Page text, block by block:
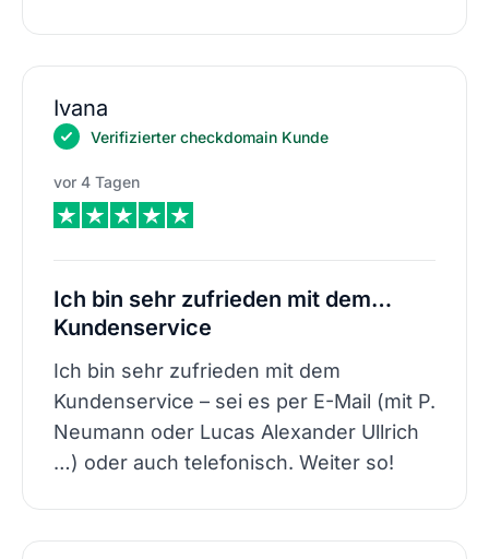
Ivana
Verifizierter checkdomain Kunde
vor 4 Tagen
Ich bin sehr zufrieden mit dem…
Kundenservice
Ich bin sehr zufrieden mit dem
Kundenservice – sei es per E-Mail (mit P.
Neumann oder Lucas Alexander Ullrich
…) oder auch telefonisch. Weiter so!